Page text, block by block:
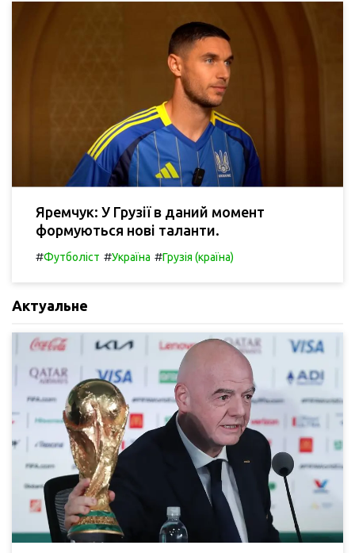
Яремчук: У Грузії в даний момент
формуються нові таланти.
#Футболіст #Україна #Грузія (країна)
Актуальне